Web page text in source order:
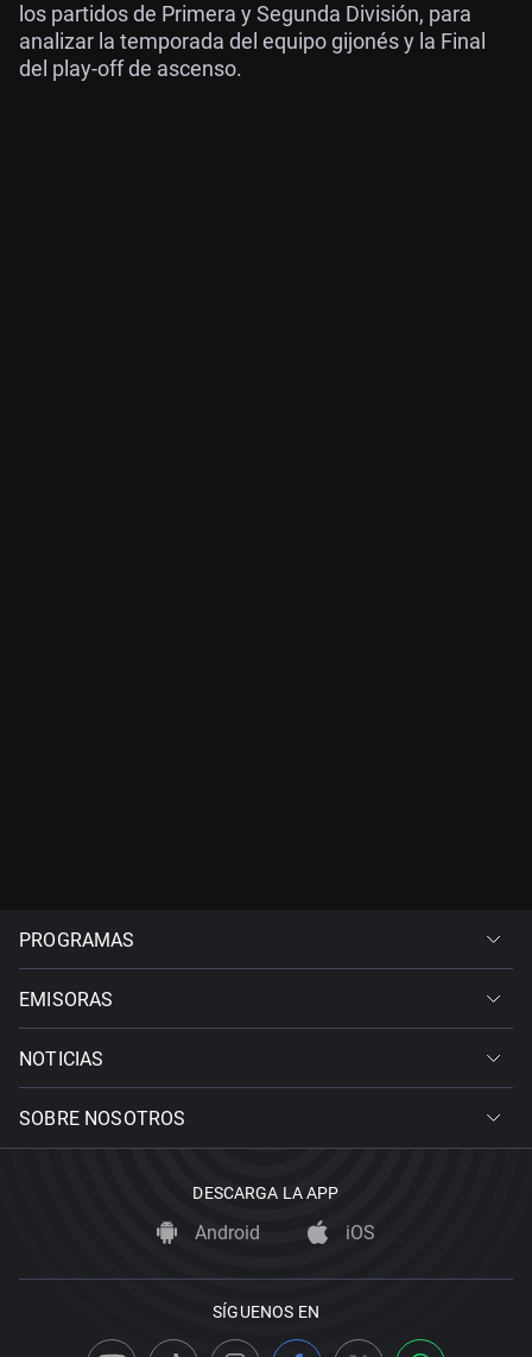
los partidos de Primera y Segunda División, para
analizar la temporada del equipo gijonés y la Final
del play-off de ascenso.
PROGRAMAS
EMISORAS
NOTICIAS
SOBRE NOSOTROS
DESCARGA LA APP
Android iOS
SÍGUENOS EN